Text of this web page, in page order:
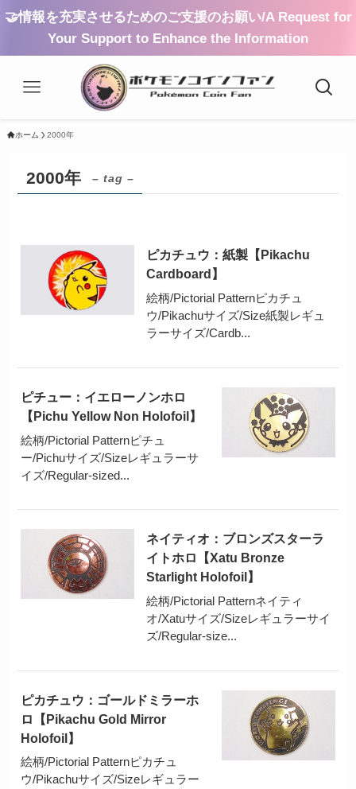
🤝情報を充実させるためのご支援のお願い/A Request for
Your Support to Enhance the Information
ホーム 2000年
2000年 – tag –
ピカチュウ：紙製【Pikachu
Cardboard】
絵柄/Pictorial Patternピカチュ
ウ/Pikachuサイズ/Size紙製レギュ
ラーサイズ/Cardb...
ピチュー：イエローノンホロ
【Pichu Yellow Non Holofoil】
絵柄/Pictorial Patternピチュ
ー/Pichuサイズ/Sizeレギュラーサ
イズ/Regular-sized...
ネイティオ：ブロンズスターラ
イトホロ【Xatu Bronze
Starlight Holofoil】
絵柄/Pictorial Patternネイティ
オ/Xatuサイズ/Sizeレギュラーサイ
ズ/Regular-size...
ピカチュウ：ゴールドミラーホ
ロ【Pikachu Gold Mirror
Holofoil】
絵柄/Pictorial Patternピカチュ
ウ/Pikachuサイズ/Sizeレギュラー